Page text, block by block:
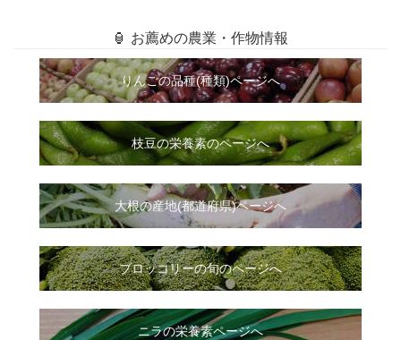
🏮 お薦めの農業・作物情報
りんごの品種(種類)ページへ
枝豆の栄養素のページへ
大根の産地(都道府県)ページへ
ブロッコリーの旬のページへ
ニラの栄養素ページへ